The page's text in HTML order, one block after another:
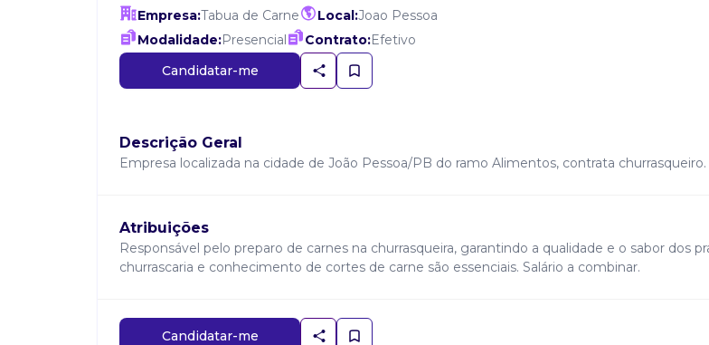
Empresa:Tabua de Carne Local:Joao Pessoa
Modalidade:Presencial Contrato:Efetivo
Candidatar-me
Descrição Geral
Empresa localizada na cidade de João Pessoa/PB do ramo Alimentos, contrata churrasqueiro.
Atribuições
Responsável pelo preparo de carnes na churrasqueira, garantindo a qualidade e o sabor dos
churrascaria e conhecimento de cortes de carne são essenciais. Salário a combinar.
Candidatar-me